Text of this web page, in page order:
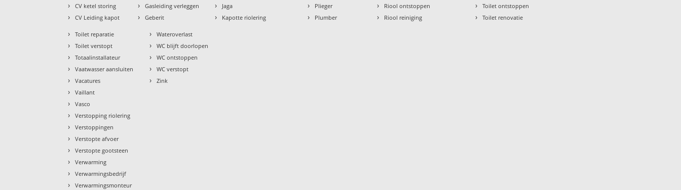
› CV ketel storing
› CV Leiding kapot
› Gasleiding verleggen
› Geberit
› Jaga
› Kapotte riolering
› Plieger
› Plumber
› Riool ontstoppen
› Riool reiniging
› Toilet ontstoppen
› Toilet renovatie
› Toilet reparatie
› Toilet verstopt
› Totaalinstallateur
› Vaatwasser aansluiten
› Vacatures
› Vaillant
› Vasco
› Verstopping riolering
› Verstoppingen
› Verstopte afvoer
› Verstopte gootsteen
› Verwarming
› Verwarmingsbedrijf
› Verwarmingsmonteur
› Wateroverlast
› WC blijft doorlopen
› WC ontstoppen
› WC verstopt
› Zink